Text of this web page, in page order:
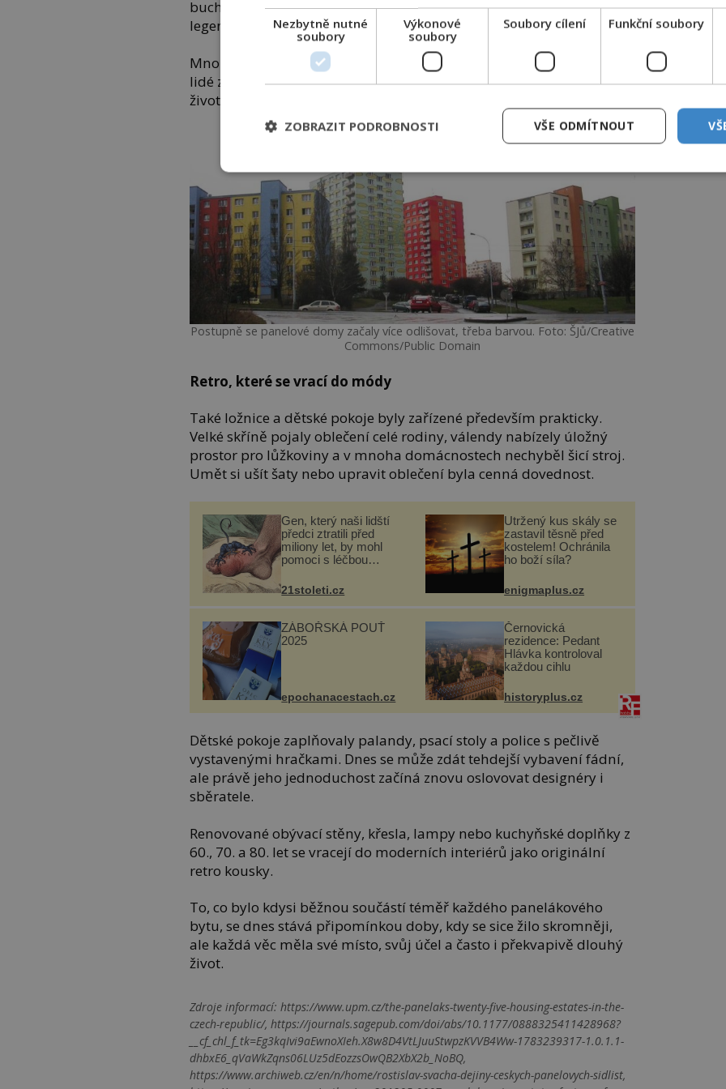
buchty i brambory, sifonová láhev na domácí sodovku nebo
legendární mixér ETA s několika nástavci.
Mnohé z těchto spotřebičů dnes zažívají překvapivý návrat, protože
lidé znovu objevují jejich jednoduchost, spolehlivost i dlouhou
životnost.
Postupně se panelové domy začaly více odlišovat, třeba barvou. Foto: ŠJů/Creative
Commons/Public Domain
Retro, které se vrací do módy
Také ložnice a dětské pokoje byly zařízené především prakticky.
Velké skříně pojaly oblečení celé rodiny, válendy nabízely úložný
prostor pro lůžkoviny a v mnoha domácnostech nechyběl šicí stroj.
Umět si ušít šaty nebo upravit oblečení byla cenná dovednost.
Gen, který naši lidští
předci ztratili před
miliony let, by mohl
pomoci s léčbou
21stoleti.cz
Utržený kus skály se
zastavil těsně před
kostelem! Ochránila
ho boží síla?
enigmaplus.cz
ZÁBOŘSKÁ POUŤ
2025
epochanacestach.cz
Černovická
rezidence: Pedant
Hlávka kontroloval
každou cihlu
historyplus.cz
Dětské pokoje zaplňovaly palandy, psací stoly a police s pečlivě
vystavenými hračkami. Dnes se může zdát tehdejší vybavení fádní,
ale právě jeho jednoduchost začíná znovu oslovovat designéry i
sběratele.
Renovované obývací stěny, křesla, lampy nebo kuchyňské doplňky z
60., 70. a 80. let se vracejí do moderních interiérů jako originální
retro kousky.
To, co bylo kdysi běžnou součástí téměř každého panelákového
bytu, se dnes stává připomínkou doby, kdy se sice žilo skromněji,
ale každá věc měla své místo, svůj účel a často i překvapivě dlouhý
život.
Zdroje informací: https://www.upm.cz/the-panelaks-twenty-five-housing-estates-in-the-
czech-republic/, https://journals.sagepub.com/doi/abs/10.1177/0888325411428968?
__cf_chl_f_tk=Eg3kqIvi9aEwnoXIeh.X8w8D4VtLJuuStwpzKVVB4Ww-1783239317-1.0.1.1-
dhbxE6_qVaWkZqns06LUz5dEozzsOwQB2XbX2b_NoBQ,
https://www.archiweb.cz/en/n/home/rostislav-svacha-dejiny-ceskych-panelovych-sidlist,
Nezbytně nutné
soubory
Výkonové
soubory
Soubory cílení Funkční soubory
VŠE ODMÍTNOUT
ZOBRAZIT PODROBNOSTI